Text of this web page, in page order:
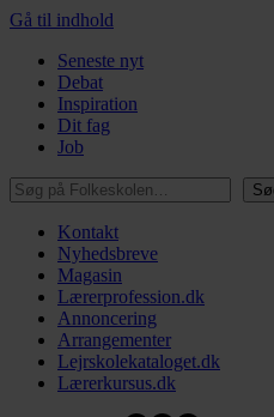
Gå til indhold
Seneste nyt
Debat
Inspiration
Dit fag
Job
Søg på Folkeskolen…
Kontakt
Nyhedsbreve
Magasin
Lærerprofession.dk
Annoncering
Arrangementer
Lejrskolekataloget.dk
Lærerkursus.dk